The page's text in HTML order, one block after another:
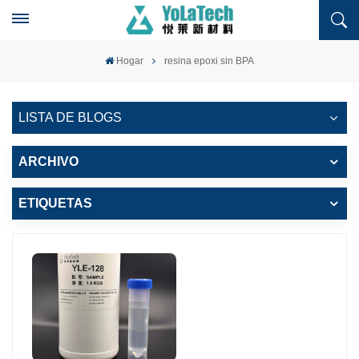
Hogar resina epoxi sin BPA
LISTA DE BLOGS
ARCHIVO
ETIQUETAS